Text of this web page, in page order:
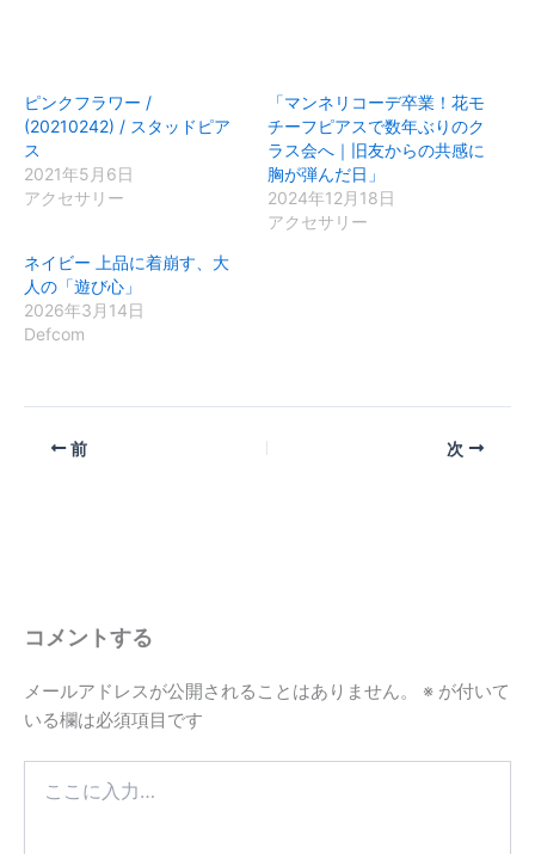
ピンクフラワー /
(20210242) / スタッドピア
ス
2021年5月6日
アクセサリー
「マンネリコーデ卒業！花モ
チーフピアスで数年ぶりのク
ラス会へ｜旧友からの共感に
胸が弾んだ日」
2024年12月18日
アクセサリー
ネイビー 上品に着崩す、大
人の「遊び心」
2026年3月14日
Defcom
前 次
コメントする
メールアドレスが公開されることはありません。 ※ が付いて
いる欄は必須項目です